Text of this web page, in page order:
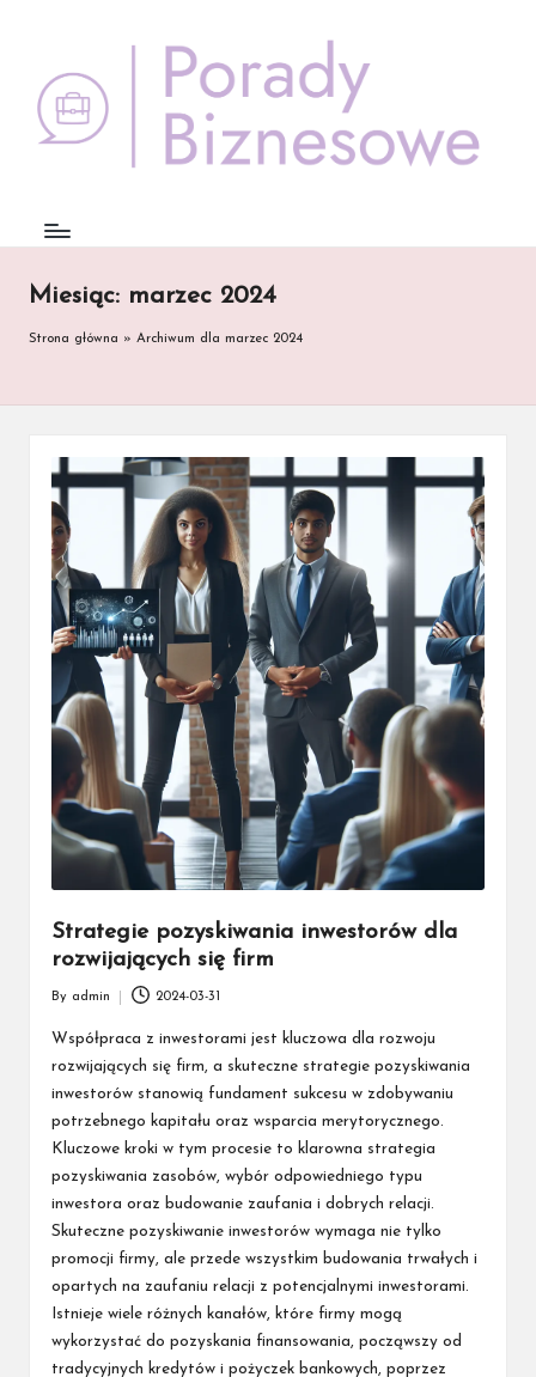
content
Miesiąc: marzec 2024
Strona główna » Archiwum dla marzec 2024
Strategie pozyskiwania inwestorów dla
rozwijających się firm
by
By admin 2024-03-31
Współpraca z inwestorami jest kluczowa dla rozwoju
rozwijających się firm, a skuteczne strategie pozyskiwania
inwestorów stanowią fundament sukcesu w zdobywaniu
potrzebnego kapitału oraz wsparcia merytorycznego.
Kluczowe kroki w tym procesie to klarowna strategia
pozyskiwania zasobów, wybór odpowiedniego typu
inwestora oraz budowanie zaufania i dobrych relacji.
Skuteczne pozyskiwanie inwestorów wymaga nie tylko
promocji firmy, ale przede wszystkim budowania trwałych i
opartych na zaufaniu relacji z potencjalnymi inwestorami.
Istnieje wiele różnych kanałów, które firmy mogą
wykorzystać do pozyskania finansowania, począwszy od
tradycyjnych kredytów i pożyczek bankowych, poprzez